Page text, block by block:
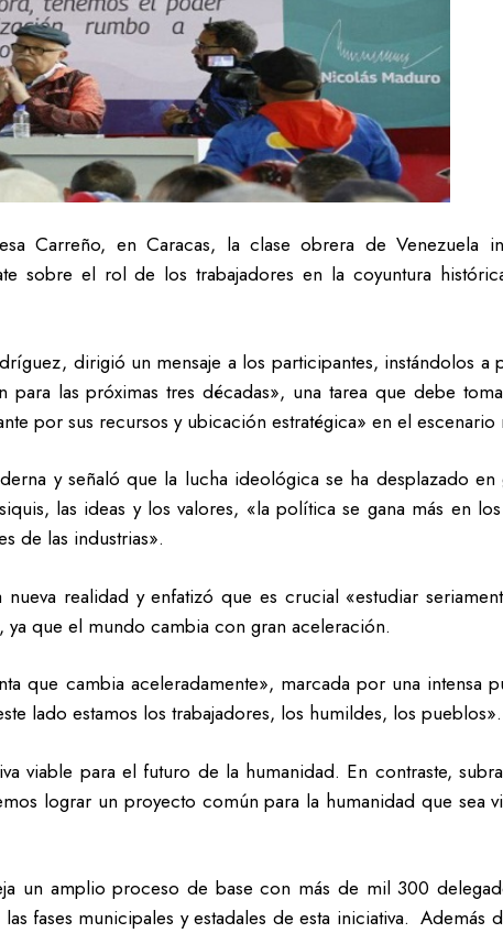
Carreño, en Caracas, la clase obrera de Venezuela
sobre el rol de los trabajadores en la coyuntura
dirigió un mensaje a los participantes, instándolos a
las próximas tres décadas», una tarea que debe
por sus recursos y ubicación estratégica» en el escenario
y señaló que la lucha ideológica se ha desplazado
las ideas y los valores, «la política se gana más en
de las industrias».
realidad y enfatizó que es crucial «estudiar
que el mundo cambia con gran aceleración.
que cambia aceleradamente», marcada por una intensa
lado estamos los trabajadores, los humildes, los pueblos».
viable para el futuro de la humanidad. En contraste,
lograr un proyecto común para la humanidad que sea
un amplio proceso de base con más de mil 300
fases municipales y estadales de esta iniciativa. Además